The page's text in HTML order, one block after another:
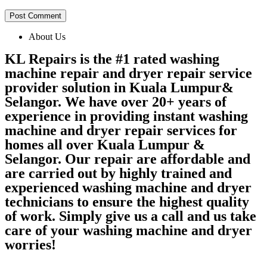
About Us
KL Repairs is the #1 rated washing
machine repair and dryer repair service
provider solution in Kuala Lumpur&
Selangor. We have over 20+ years of
experience in providing instant washing
machine and dryer repair services for
homes all over Kuala Lumpur &
Selangor. Our repair are affordable and
are carried out by highly trained and
experienced washing machine and dryer
technicians to ensure the highest quality
of work. Simply give us a call and us take
care of your washing machine and dryer
worries!